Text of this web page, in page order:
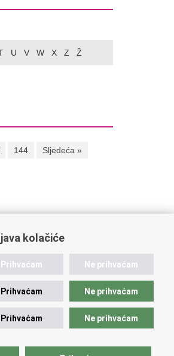
U V W X Z Ž
144 Sljedeća »
kolačiće
Prihvaćam Ne prihvaćam
Prihvaćam Ne prihvaćam
Prihvaćam Ne prihvaćam